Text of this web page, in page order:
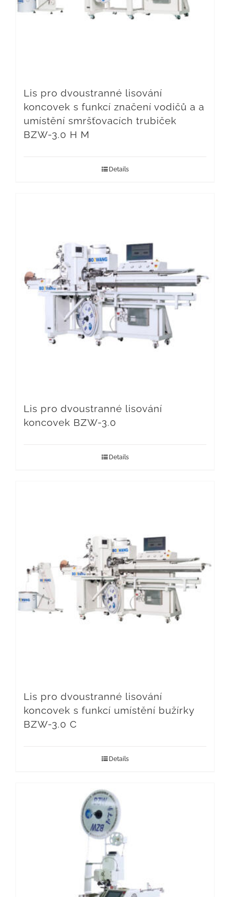
Lis pro dvoustranné lisování
koncovek s funkcí značení vodičů a a
umístění smršťovacích trubiček
BZW-3.0 H M
Details
Lis pro dvoustranné lisování
koncovek BZW-3.0
Details
Lis pro dvoustranné lisování
koncovek s funkcí umístění bužírky
BZW-3.0 C
Details